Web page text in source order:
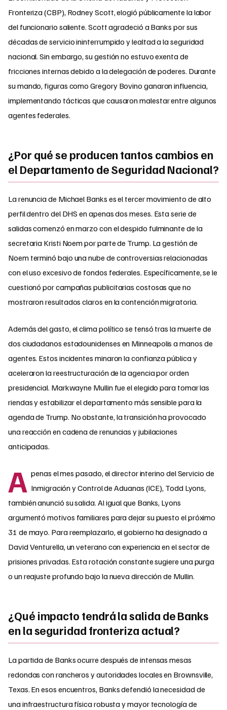
Fronteriza (CBP), Rodney Scott, elogió públicamente la labor
del funcionario saliente. Scott agradeció a Banks por sus
décadas de servicio ininterrumpido y lealtad a la seguridad
nacional. Sin embargo, su gestión no estuvo exenta de
fricciones internas debido a la delegación de poderes. Durante
su mando, figuras como Gregory Bovino ganaron influencia,
implementando tácticas que causaron malestar entre algunos
agentes federales.
¿Por qué se producen tantos cambios en
el Departamento de Seguridad Nacional?
La renuncia de Michael Banks es el tercer movimiento de alto
perfil dentro del DHS en apenas dos meses. Esta serie de
salidas comenzó en marzo con el despido fulminante de la
secretaria Kristi Noem por parte de Trump. La gestión de
Noem terminó bajo una nube de controversias relacionadas
con el uso excesivo de fondos federales. Específicamente, se le
cuestionó por campañas publicitarias costosas que no
mostraron resultados claros en la contención migratoria.
Además del gasto, el clima político se tensó tras la muerte de
dos ciudadanos estadounidenses en Minneapolis a manos de
agentes. Estos incidentes minaron la confianza pública y
aceleraron la reestructuración de la agencia por orden
presidencial. Markwayne Mullin fue el elegido para tomar las
riendas y estabilizar el departamento más sensible para la
agenda de Trump. No obstante, la transición ha provocado
una reacción en cadena de renuncias y jubilaciones
anticipadas.
A penas el mes pasado, el director interino del Servicio de
Inmigración y Control de Aduanas (ICE), Todd Lyons,
también anunció su salida. Al igual que Banks, Lyons
argumentó motivos familiares para dejar su puesto el próximo
31 de mayo. Para reemplazarlo, el gobierno ha designado a
David Venturella, un veterano con experiencia en el sector de
prisiones privadas. Esta rotación constante sugiere una purga
o un reajuste profundo bajo la nueva dirección de Mullin.
¿Qué impacto tendrá la salida de Banks
en la seguridad fronteriza actual?
La partida de Banks ocurre después de intensas mesas
redondas con rancheros y autoridades locales en Brownsville,
Texas. En esos encuentros, Banks defendió la necesidad de
una infraestructura física robusta y mayor tecnología de